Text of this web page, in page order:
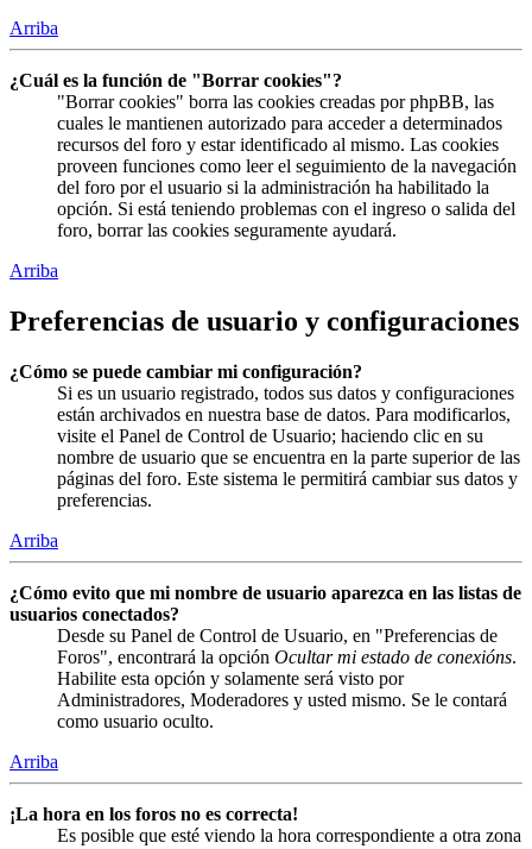
Arriba
¿Cuál es la función de "Borrar cookies"?
"Borrar cookies" borra las cookies creadas por phpBB, las
cuales le mantienen autorizado para acceder a determinados
recursos del foro y estar identificado al mismo. Las cookies
proveen funciones como leer el seguimiento de la navegación
del foro por el usuario si la administración ha habilitado la
opción. Si está teniendo problemas con el ingreso o salida del
foro, borrar las cookies seguramente ayudará.
Arriba
Preferencias de usuario y configuraciones
¿Cómo se puede cambiar mi configuración?
Si es un usuario registrado, todos sus datos y configuraciones
están archivados en nuestra base de datos. Para modificarlos,
visite el Panel de Control de Usuario; haciendo clic en su
nombre de usuario que se encuentra en la parte superior de las
páginas del foro. Este sistema le permitirá cambiar sus datos y
preferencias.
Arriba
¿Cómo evito que mi nombre de usuario aparezca en las listas de
usuarios conectados?
Desde su Panel de Control de Usuario, en "Preferencias de
Foros", encontrará la opción Ocultar mi estado de conexións.
Habilite esta opción y solamente será visto por
Administradores, Moderadores y usted mismo. Se le contará
como usuario oculto.
Arriba
¡La hora en los foros no es correcta!
Es posible que esté viendo la hora correspondiente a otra zona